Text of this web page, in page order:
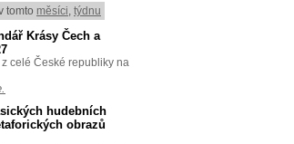
tomto měsíci, týdnu
Krásy Čech a
celé České republiky na
hudebních
obrazů